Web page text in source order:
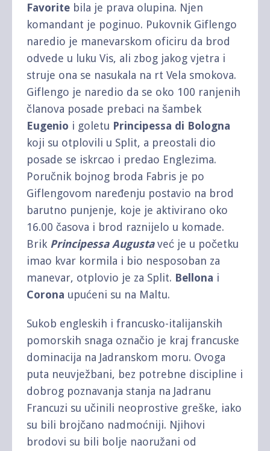
Favorite bila je prava olupina. Njen
komandant je poginuo. Pukovnik Giflengo
naredio je manevarskom oficiru da brod
odvede u luku Vis, ali zbog jakog vjetra i
struje ona se nasukala na rt Vela smokova.
Giflengo je naredio da se oko 100 ranjenih
članova posade prebaci na šambek
Eugenio i goletu Principessa di Bologna
koji su otplovili u Split, a preostali dio
posade se iskrcao i predao Englezima.
Poručnik bojnog broda Fabris je po
Giflengovom naređenju postavio na brod
barutno punjenje, koje je aktivirano oko
16.00 časova i brod raznijelo u komade.
Brik Principessa Augustaveć je u početku
imao kvar kormila i bio nesposoban za
manevar, otplovio je za Split. Bellona i
Corona upućeni su na Maltu.
Sukob engleskih i francusko-italijanskih
pomorskih snaga označio je kraj francuske
dominacija na Jadranskom moru. Ovoga
puta neuvježbani, bez potrebne discipline i
dobrog poznavanja stanja na Jadranu
Francuzi su učinili neoprostive greške, iako
su bili brojčano nadmoćniji. Njihovi
brodovi su bili bolje naoružani od